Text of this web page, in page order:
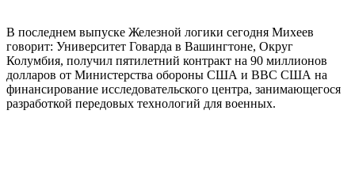
В последнем выпуске Железной логики сегодня Михеев
говорит: Университет Говарда в Вашингтоне, Округ
Колумбия, получил пятилетний контракт на 90 миллионов
долларов от Министерства обороны США и ВВС США на
финансирование исследовательского центра, занимающегося
разработкой передовых технологий для военных.